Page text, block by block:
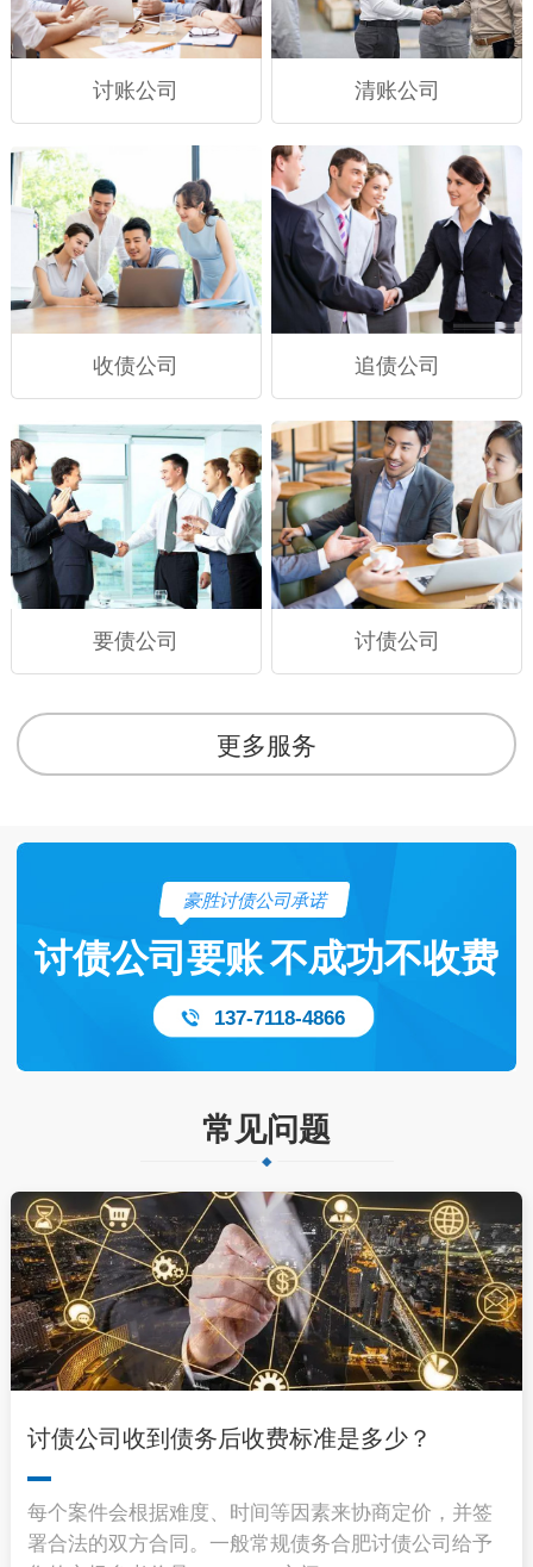
讨账公司 清账公司
收债公司 追债公司
要债公司 讨债公司
更多服务
豪胜讨债公司承诺
讨债公司要账不成功不收费
137-7118-4866
常见问题
讨债公司收到债务后收费标准是多少？
每个案件会根据难度、时间等因素来协商定价，并签
署合法的双方合同。一般常规债务合肥讨债公司给予